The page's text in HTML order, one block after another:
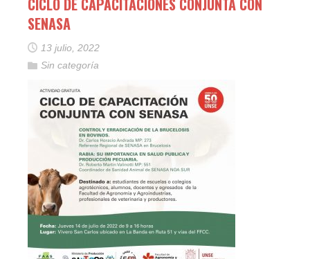
CICLO DE CAPACITACIONES CONJUNTA CON
SENASA
13 julio, 2022
Sin categoría